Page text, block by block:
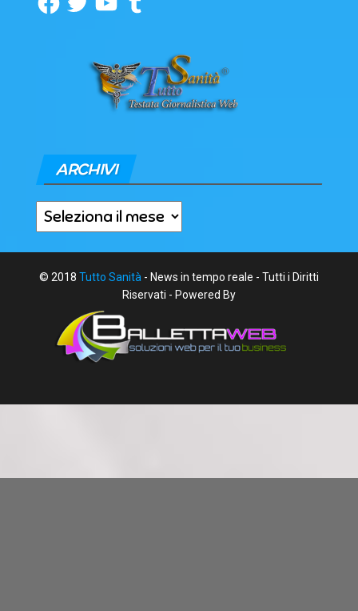
ARCHIVI
Archivi
© 2018 Tutto Sanità - News in tempo reale - Tutti i Diritti
Riservati - Powered By